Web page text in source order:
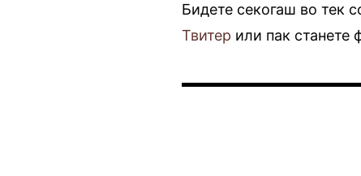
Бидете секогаш во тек
Твитер или пак станете